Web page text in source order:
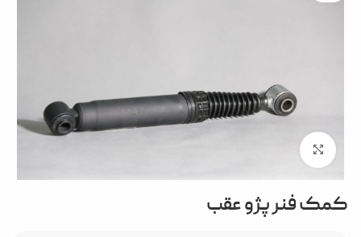
بزرگنمایی تصویر
کمک فنر پژو عقب